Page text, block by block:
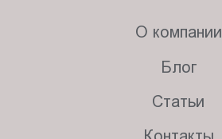
О компании
Блог
Статьи